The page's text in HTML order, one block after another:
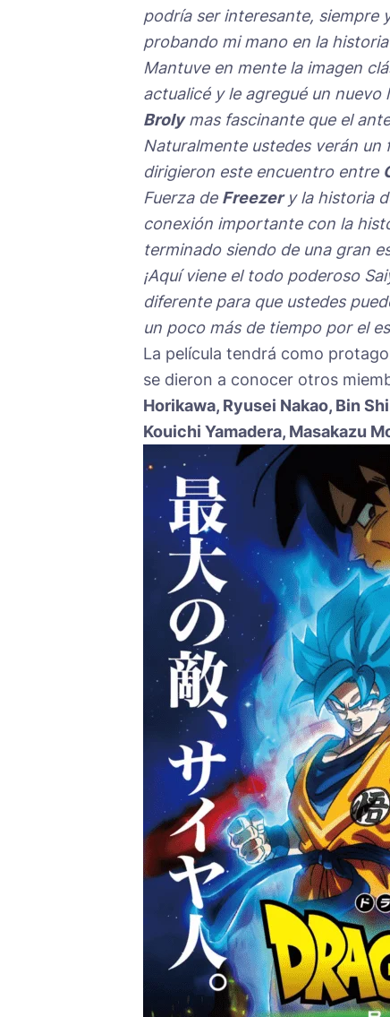
podría ser interesante, siempre
probando mi mano en la
Mantuve en mente la imagen
actualicé y le agregué un
Brolymas fascinante que el
Naturalmente ustedes verán
dirigieron este encuentro entre
Fuerza de Freezery la historia
conexión importante con la
terminado siendo de una gran
¡Aquí viene el todo poderoso
diferente para que ustedes
un poco más de tiempo por el
La película tendrá como
se dieron a conocer otros
Horikawa, Ryusei Nakao, Bin
Kouichi Yamadera, Masakazu